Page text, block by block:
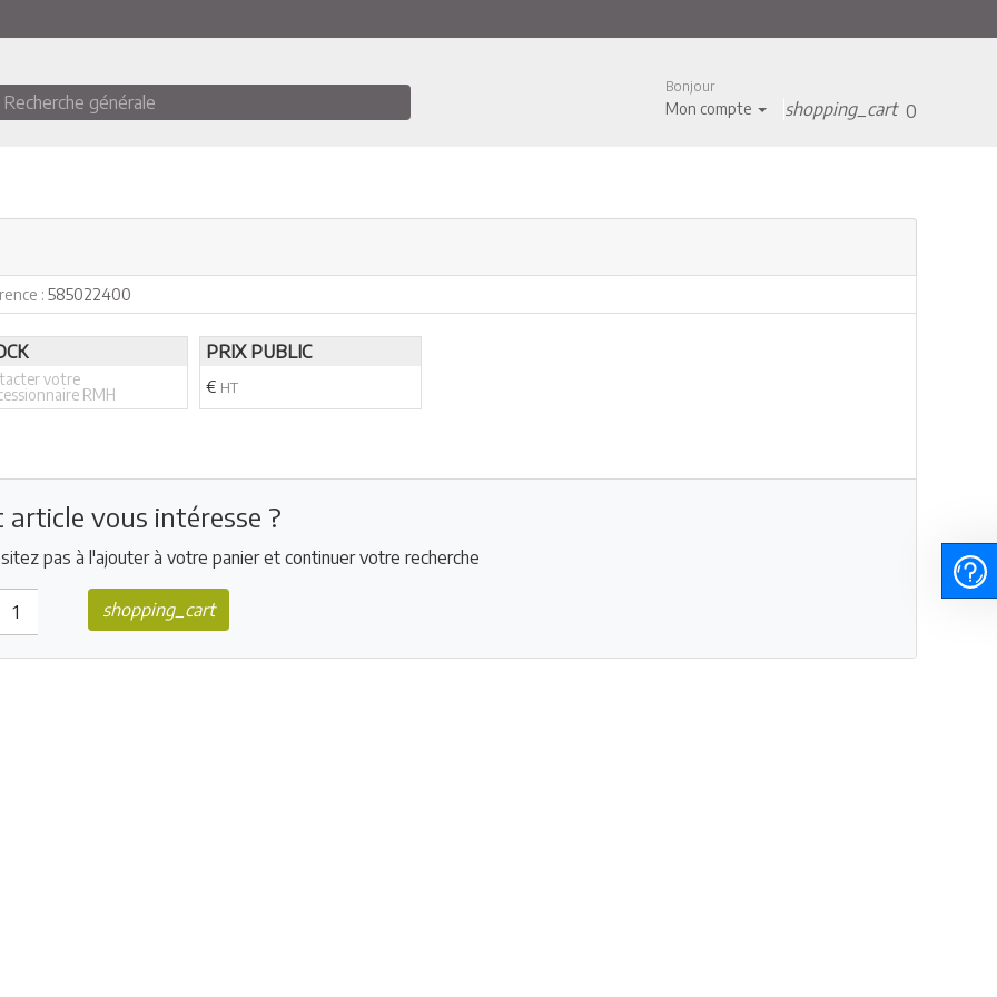
Recherche générale
Bonjour
Mon compte shopping_cart 0
: 585022400
votre
RMH
PRIX PUBLIC
€ HT
article vous intéresse ?
pas à l'ajouter à votre panier et continuer votre recherche
shopping_cart